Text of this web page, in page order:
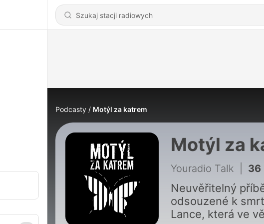
Podcasty Motýl za katrem
Motýl za
Youradio Talk 36 - Motýl za katrem 2:
Neuvěřitelný
odsouzené k
Lance, která ve